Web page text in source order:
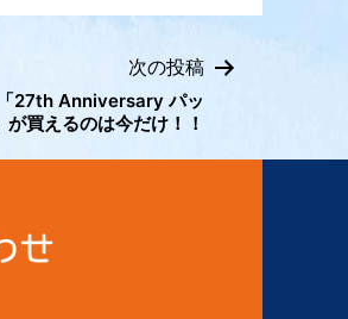
次の投稿
27th Anniversary パッ
が買えるのは今だけ！！
せ